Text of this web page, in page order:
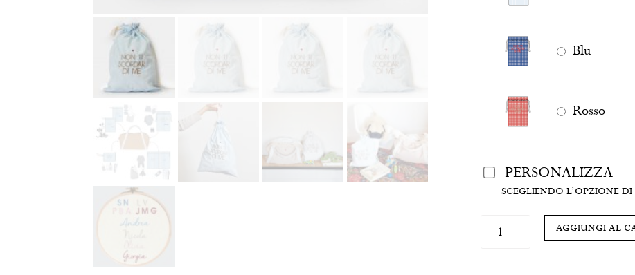
Blu
Rosso
PERSONALIZZA
SCEGLIENDO L’OPZIONE
Sacchetto
nascita
AGGIUNGI AL